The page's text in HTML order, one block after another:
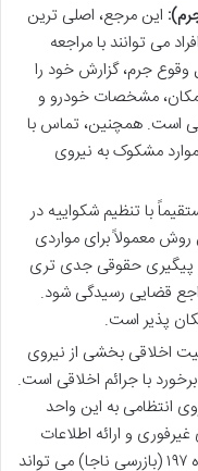
این مرجع، اصلی ترین
می توانند با مراجعه
جرم، گزارش خود را
مکان، مشخصات خودرو و
است. همچنین، تماس با
موارد مشکوک به نیروی
با تنظیم شکواییه در
روش معمولاً برای مواردی
پیگیری حقوقی جدی تری
قضایی رسیدگی شود.
پذیر است.
اخلاقی بخشی از نیروی
با جرائم اخلاقی است.
انتظامی به این واحد
و ارائه اطلاعات
عمومی در مورد تخلفات اخلاقی، شماره ۱۹۷ (بازرسی ناجا) می تواند